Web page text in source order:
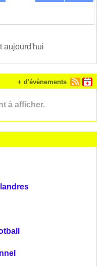
aujourd'hui
à afficher.
+ d'évènements